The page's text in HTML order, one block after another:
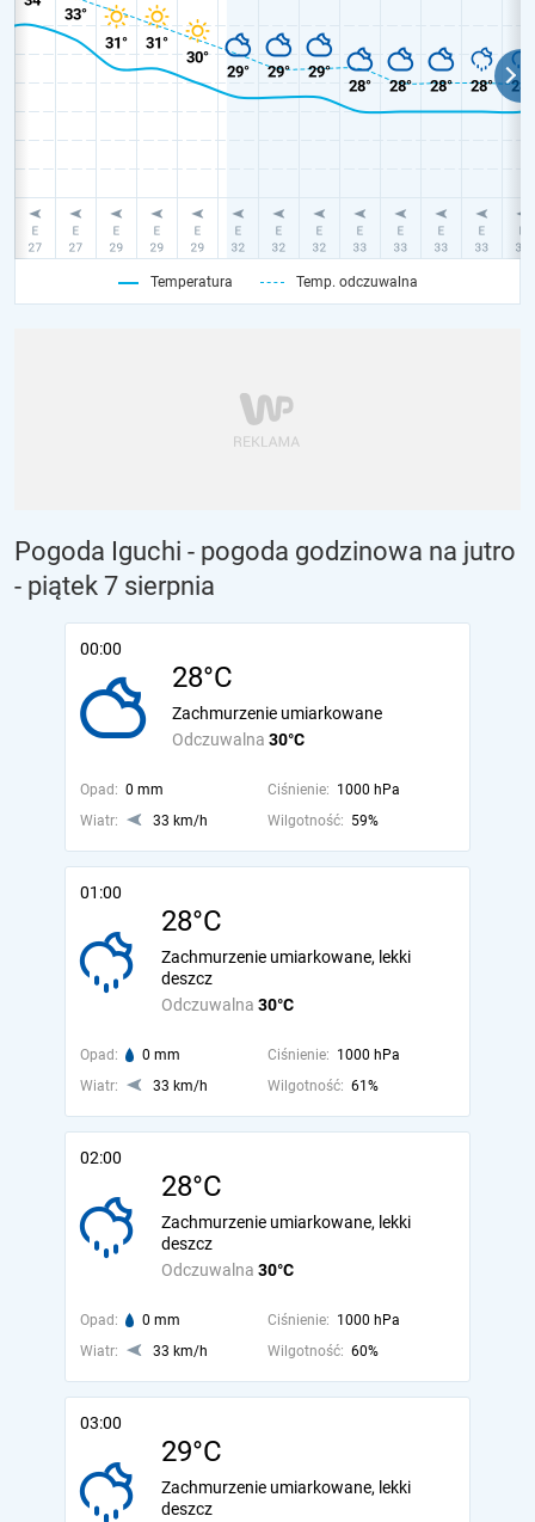
Temperatura Temp. odczuwalna
Pogoda Iguchi - pogoda godzinowa na jutro
- piątek 7 sierpnia
00:00
28°C
Odczuwalna 30°C
Zachmurzenie umiarkowane
Opad: 0 mm Ciśnienie: 1000 hPa
Wiatr:
33 km/h Wilgotność: 59%
01:00
28°C
Odczuwalna 30°C
Zachmurzenie umiarkowane, lekki
deszcz
Opad: 0 mm Ciśnienie: 1000 hPa
Wiatr:
33 km/h Wilgotność: 61%
02:00
28°C
Odczuwalna 30°C
Zachmurzenie umiarkowane, lekki
deszcz
Opad: 0 mm Ciśnienie: 1000 hPa
Wiatr:
33 km/h Wilgotność: 60%
03:00
29°C
Zachmurzenie umiarkowane, lekki
deszcz